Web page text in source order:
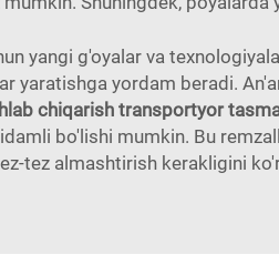
yangi g'oyalar va
yaratishga yordam beradi.
chiqarish transportyor
bo'lishi mumkin. Bu
tez almashtirish kerakligini